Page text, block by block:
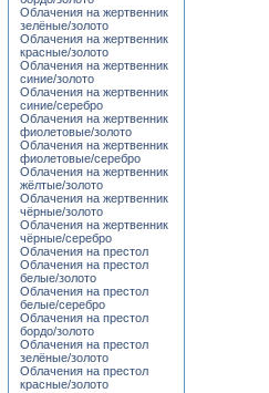
Облачения на жертвенник
зелёные/золото
Облачения на жертвенник
красные/золото
Облачения на жертвенник
синие/золото
Облачения на жертвенник
синие/серебро
Облачения на жертвенник
фиолетовые/золото
Облачения на жертвенник
фиолетовые/серебро
Облачения на жертвенник
жёлтые/золото
Облачения на жертвенник
чёрные/золото
Облачения на жертвенник
чёрные/серебро
Облачения на престол
Облачения на престол
белые/золото
Облачения на престол
белые/серебро
Облачения на престол
бордо/золото
Облачения на престол
зелёные/золото
Облачения на престол
красные/золото